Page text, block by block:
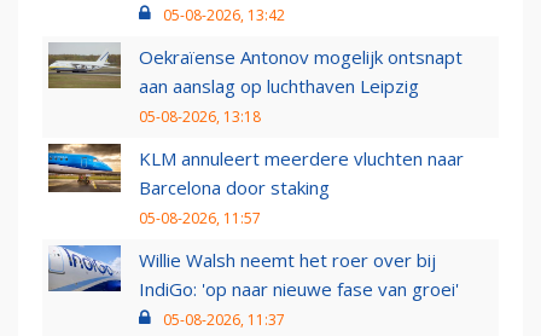
05-08-2026, 13:42
Oekraïense Antonov mogelijk ontsnapt
aan aanslag op luchthaven Leipzig
05-08-2026, 13:18
KLM annuleert meerdere vluchten naar
Barcelona door staking
05-08-2026, 11:57
Willie Walsh neemt het roer over bij
IndiGo: 'op naar nieuwe fase van groei'
05-08-2026, 11:37